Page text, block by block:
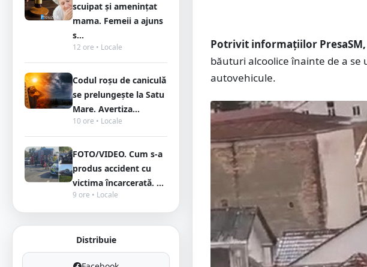
scuipat și amenințat
mama. Femeii a ajuns
s...
12 ore • Locale
Codul roșu de caniculă
se prelungește la Satu
Mare. Avertiza...
10 ore • Locale
FOTO/VIDEO. Cum s-a
produs accident cu
victima încarcerată. ...
9 ore • Locale
Distribuie
Potrivit informațiilor PresaSM,
băuturi alcoolice înainte de a se
autovehicule.